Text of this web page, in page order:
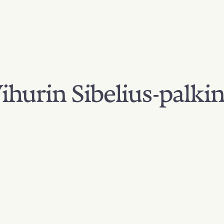
Sibelius-